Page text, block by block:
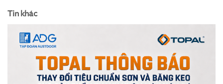
Tin khác